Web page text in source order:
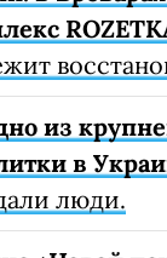
из
в
люди.